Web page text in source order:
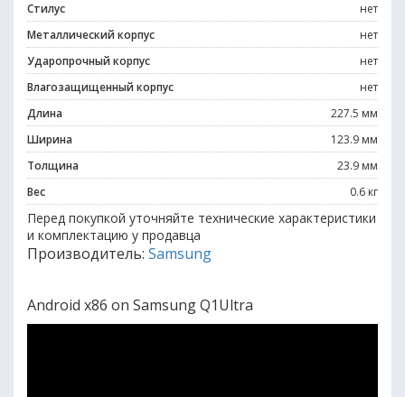
Стилус
нет
Металлический корпус
нет
Ударопрочный корпус
нет
Влагозащищенный корпус
нет
Длина
227.5 мм
Ширина
123.9 мм
Толщина
23.9 мм
Вес
0.6 кг
Перед покупкой уточняйте технические характеристики
и комплектацию у продавца
Производитель: Samsung
Android x86 on Samsung Q1Ultra